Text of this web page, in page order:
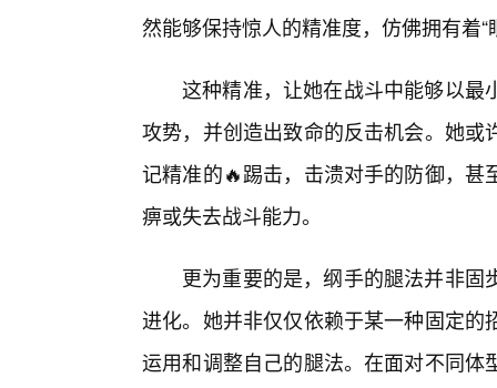
然能够保持惊人的精准度，仿佛拥有着“
这种精准，让她在战斗中能够以最
攻势，并创造出致命的反击机会。她
记精准的🔥踢击，击溃对手的防御，
痹或失去战斗能力。
更为重要的是，纲手的腿法并非
进化。她并非仅仅依赖于某一种固定
运用和调整自己的腿法。在面对不同